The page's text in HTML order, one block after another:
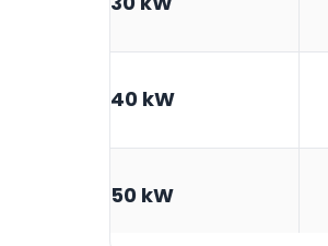
40 kW
50 kW